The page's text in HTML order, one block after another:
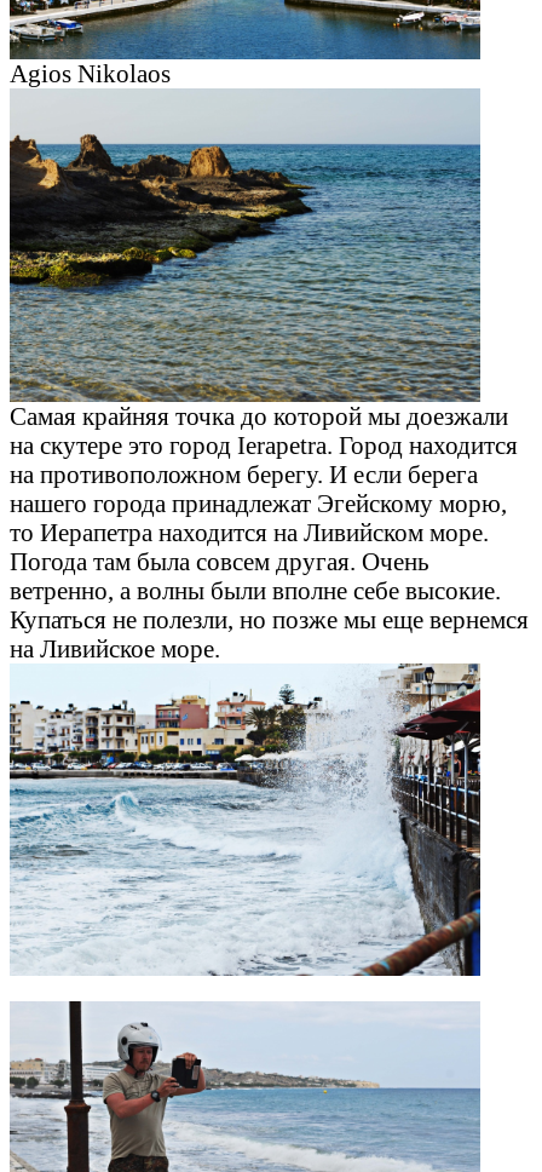
Agios Nikolaos
Самая крайняя точка до которой мы доезжали
на скутере это город Ierapetra. Город находится
на противоположном берегу. И если берега
нашего города принадлежат Эгейскому морю,
то Иерапетра находится на Ливийском море.
Погода там была совсем другая. Очень
ветренно, а волны были вполне себе высокие.
Купаться не полезли, но позже мы еще вернемся
на Ливийское море.